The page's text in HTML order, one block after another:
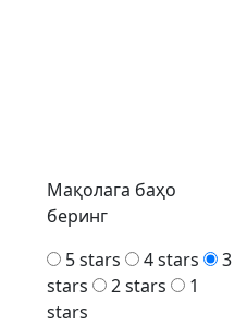
Мақолага баҳо
беринг
5 stars
4 stars
3
stars
2 stars
1
stars